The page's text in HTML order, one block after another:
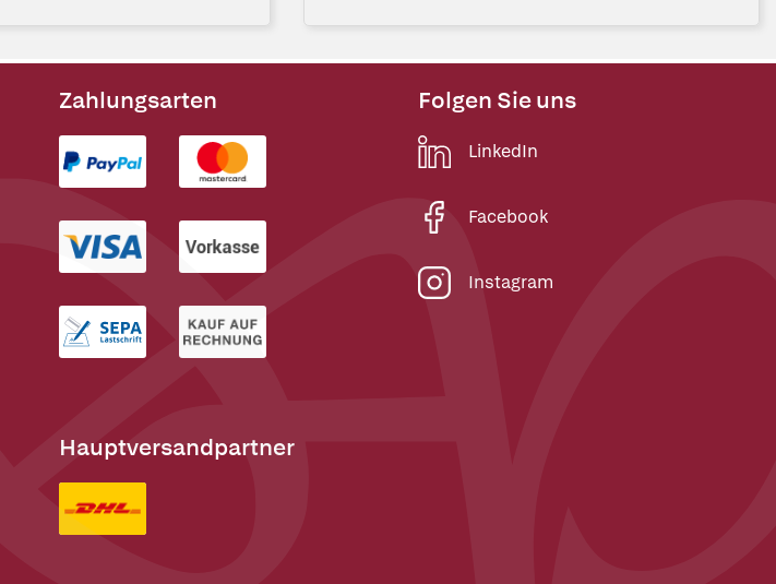
Zahlungsarten
Hauptversandpartner
Folgen Sie uns
LinkedIn
Facebook
Instagram